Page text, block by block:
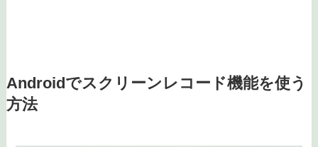
Androidでスクリーンレコード機能を使う
方法